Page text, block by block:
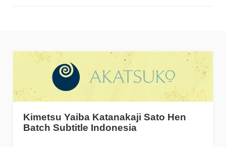
Kimetsu Yaiba Katanakaji Sato Hen
Batch Subtitle Indonesia